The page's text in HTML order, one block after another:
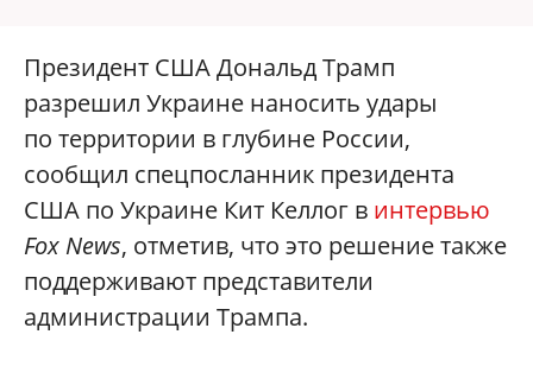
Президент США Дональд Трамп
разрешил Украине наносить удары
по территории в глубине России,
сообщил спецпосланник президента
США по Украине Кит Келлог в интервью
Fox News, отметив, что это решение также
поддерживают представители
администрации Трампа.